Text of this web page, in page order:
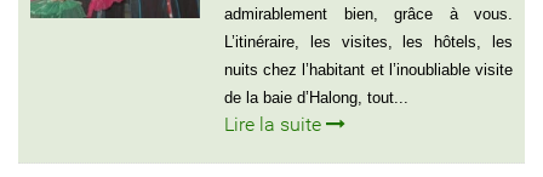
admirablement bien, grâce à vous.
L’itinéraire, les visites, les hôtels, les
nuits chez l’habitant et l’inoubliable visite
de la baie d’Halong, tout...
Lire la suite